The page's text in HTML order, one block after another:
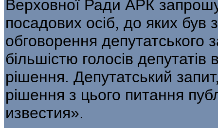
Верховної Ради АРК
посадових осіб, до яких був
обговорення
більшістю голосів
рішення. Депутатський
рішення з цього питання
известия».